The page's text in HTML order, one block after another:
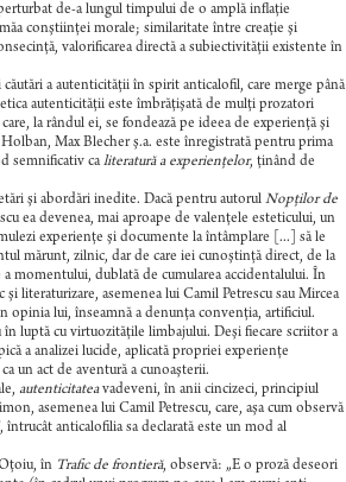
de-a lungul timpului de o amplă inflaţie
conştiinţei morale; similaritate între creaţie şi
valorificarea directă a subiectivităţii existente în
a autenticităţii în spirit anticalofil, care merge până
autenticităţii este îmbrăţişată de mulţi prozatori
la rândul ei, se fondează pe ideea de experienţă şi
Max Blecher ş.a. este înregistrată pentru prima
semnificativ ca literatură a experienţelor, ţinând de
şi abordări inedite. Dacă pentru autorul Nopţilor de
ea devenea, mai aproape de valenţele esteticului, un
experienţe şi documente la întâmplare [...] să le
mărunt, zilnic, dar de care iei cunoştinţă direct, de la
momentului, dublată de cumularea accidentalului. În
literaturizare, asemenea lui Camil Petrescu sau Mircea
opinia lui, înseamnă a denunţa convenţia, artificiul.
luptă cu virtuozităţile limbajului. Deşi fiecare scriitor a
a analizei lucide, aplicată propriei experienţe
un act de aventură a cunoaşterii.
autenticitateavadeveni, în anii cincizeci, principiul
asemenea lui Camil Petrescu, care, aşa cum observă
întrucât anticalofilia sa declarată este un mod al
în Trafic de frontieră, observă: „E o proză deseori